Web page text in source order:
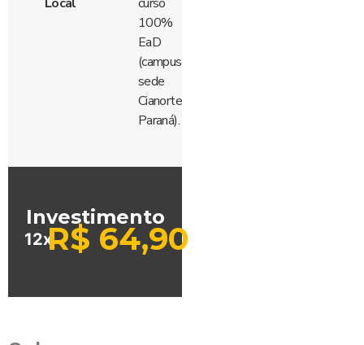
100%
EaD
(campus
sede
Cianorte
Paraná).
Investimento
12xR$ 64,90